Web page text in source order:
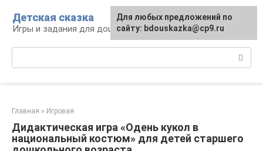
контенту
Детская сказка
Игры и задания для дошкольников
Главная » Игровая
Дидактическая игра «Одень кукол в
национальный костюм» для детей старшего
Для любых предложений по
сайту: bdouskazka@cp9.ru